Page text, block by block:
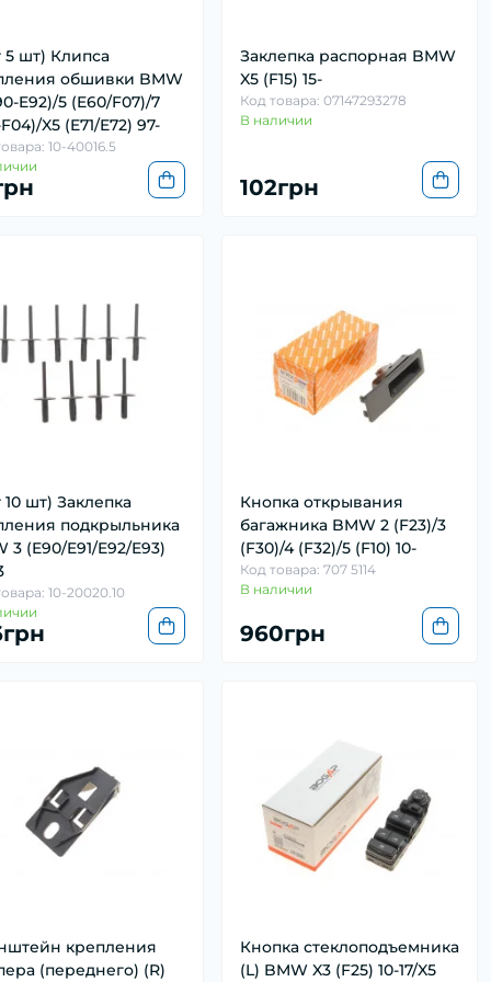
5 шт) Клипса
обшивки BMW
E92)/5 (E60/F07)/7
X5 (E71/E72) 97-
10-40016.5
Заклепка распорная BMW
X5 (F15) 15-
Код товара: 07147293278
В наличии
102грн
10 шт) Заклепка
подкрыльника
3 (E90/E91/E92/E93)
10-20020.10
Кнопка открывания
багажника BMW 2 (F23)/3
(F30)/4 (F32)/5 (F10) 10-
Код товара: 707 5114
В наличии
960грн
крепления
(переднего) (R)
Кнопка стеклоподъемника
(L) BMW X3 (F25) 10-17/X5